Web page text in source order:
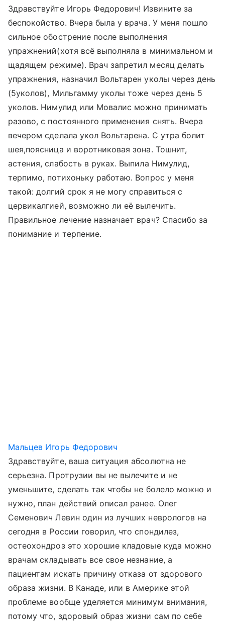
Здравствуйте Игорь Федорович! Извините за
беспокойство. Вчера была у врача. У меня пошло
сильное обострение после выполнения
упражнений(хотя всё выполняла в минимальном и
щадящем режиме). Врач запретил месяц делать
упражнения, назначил Вольтарен уколы через день
(5уколов), Мильгамму уколы тоже через день 5
уколов. Нимулид или Мовалис можно принимать
разово, с постоянного применения снять. Вчера
вечером сделала укол Вольтарена. С утра болит
шея,поясница и воротниковая зона. Тошнит,
астения, слабость в руках. Выпила Нимулид,
терпимо, потихоньку работаю. Вопрос у меня
такой: долгий срок я не могу справиться с
цервикалгией, возможно ли её вылечить.
Правильное лечение назначает врач? Спасибо за
понимание и терпение.
Мальцев Игорь Федорович
Здравствуйте, ваша ситуация абсолютна не
серьезна. Протрузии вы не вылечите и не
уменьшите, сделать так чтобы не болело можно и
нужно, план действий описал ранее. Олег
Семенович Левин один из лучших неврологов на
сегодня в России говорил, что спондилез,
остеохондроз это хорошие кладовые куда можно
врачам складывать все свое незнание, а
пациентам искать причину отказа от здорового
образа жизни. В Канаде, или в Америке этой
проблеме вообще уделяется минимум внимания,
потому что, здоровый образ жизни сам по себе